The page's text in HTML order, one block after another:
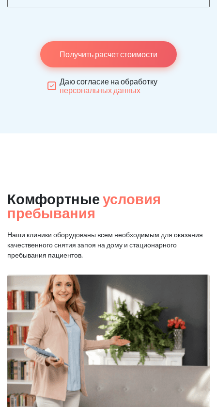
Получить расчет стоимости
Даю согласие на обработку
персональных данных
Комфортные условия
пребывания
Наши клиники оборудованы всем необходимым для оказания
качественного снятия запоя на дому и стационарного
пребывания пациентов.